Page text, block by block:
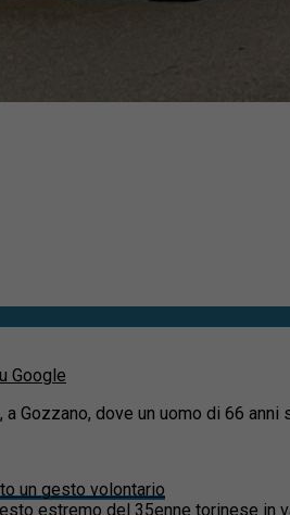
Google
Gozzano, dove un uomo di 66
un gesto volontario
estremo del 35enne torinese in